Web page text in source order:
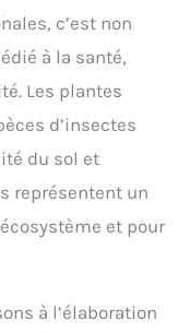
c’est non
à la santé,
Les plantes
d’insectes
du sol et
représentent un
et pour
à l’élaboration